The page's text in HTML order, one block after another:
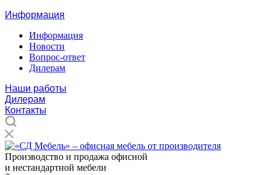
Информация
Информация
Новости
Вопрос-ответ
Дилерам
Наши работы
Дилерам
Контакты
Производство и продажа офисной
и нестандартной мебели